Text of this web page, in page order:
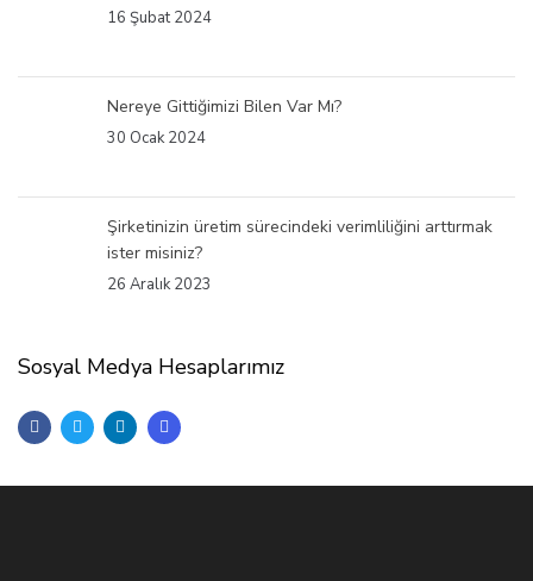
16 Şubat 2024
Nereye Gittiğimizi Bilen Var Mı?
30 Ocak 2024
Şirketinizin üretim sürecindeki verimliliğini arttırmak
ister misiniz?
26 Aralık 2023
Sosyal Medya Hesaplarımız